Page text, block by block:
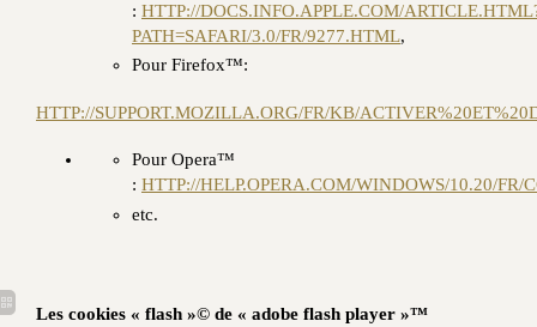
: HTTP://DOCS.INFO.APPLE.COM/
PATH=SAFARI/3.0/FR/9277.HTML,
Pour Firefox™:
HTTP://SUPPORT.MOZILLA.ORG/FR/KB/
Pour Opera™
: HTTP://HELP.OPERA.COM/WINDOWS/10.20/FR/
etc.
Les cookies « flash »© de « adobe flash player »™